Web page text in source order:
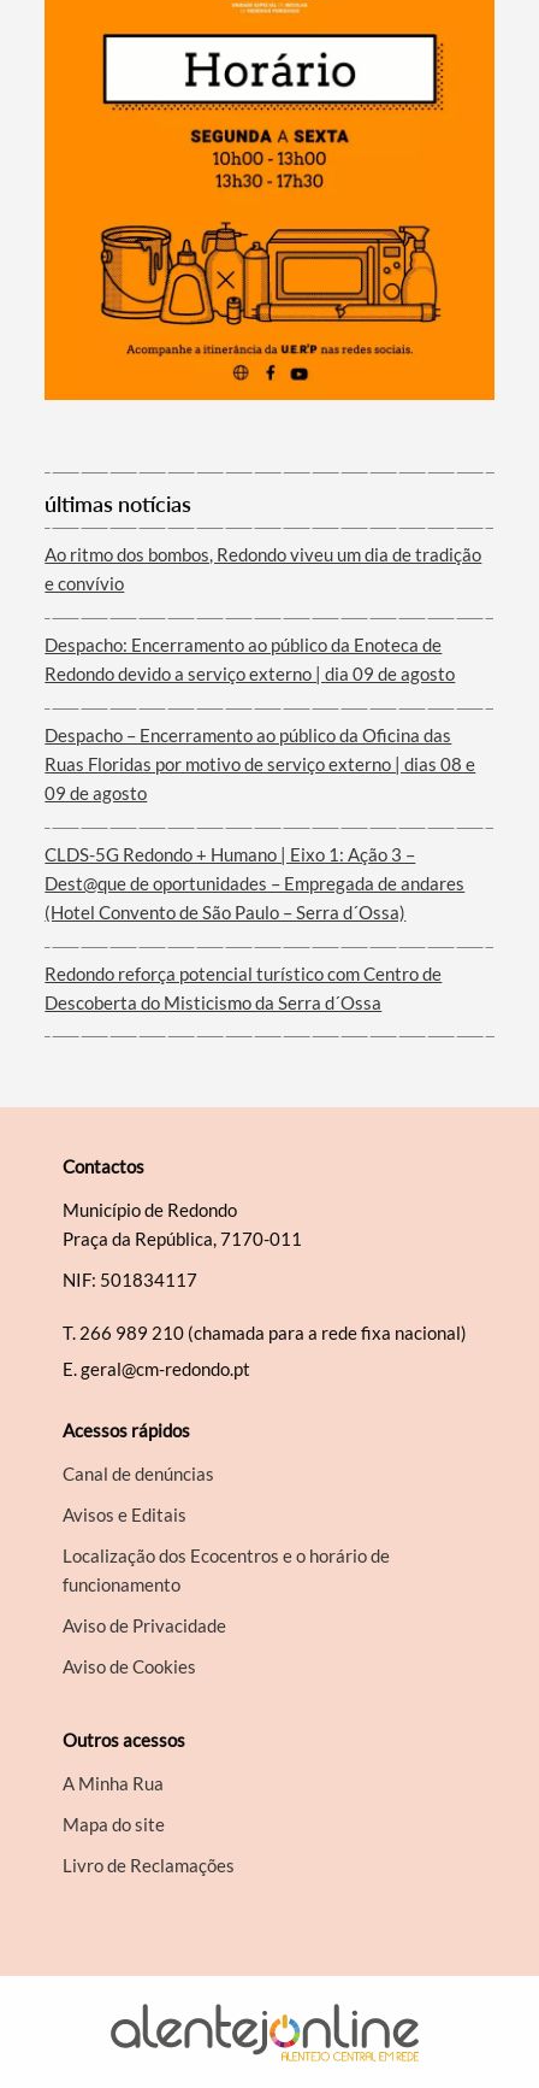
Termo de Pesquisa
Categorias gerais
Filtros
últimas notícias
Ao ritmo dos bombos, Redondo viveu um dia de tradição
e convívio
Despacho: Encerramento ao público da Enoteca de
Redondo devido a serviço externo | dia 09 de agosto
Despacho – Encerramento ao público da Oficina das
Ruas Floridas por motivo de serviço externo | dias 08 e
09 de agosto
CLDS-5G Redondo + Humano | Eixo 1: Ação 3 –
Dest@que de oportunidades – Empregada de andares
(Hotel Convento de São Paulo – Serra d´Ossa)
Redondo reforça potencial turístico com Centro de
Descoberta do Misticismo da Serra d´Ossa
Contactos
Município de Redondo
Praça da República, 7170-011
NIF: 501834117
T. 266 989 210 (chamada para a rede fixa nacional)
E.geral@cm-redondo.pt
Acessos rápidos
Canal de denúncias
Avisos e Editais
Localização dos Ecocentros e o horário de
funcionamento
Aviso de Privacidade
Aviso de Cookies
Outros acessos
A Minha Rua
Mapa do site
Livro de Reclamações